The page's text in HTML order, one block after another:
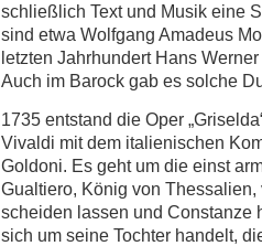
schließlich Text und Musik eine
sind etwa Wolfgang Amadeus
letzten Jahrhundert Hans
Auch im Barock gab es solche
1735 entstand die Oper
Vivaldi mit dem italienischen
Goldoni. Es geht um die einst
Gualtiero, König von
scheiden lassen und Constanze
sich um seine Tochter handelt,